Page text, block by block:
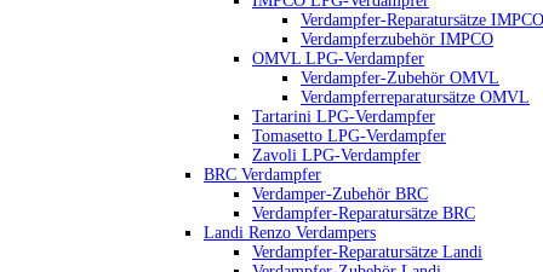
Verdampfer-Reparatursätze IMPCO
Verdampferzubehör IMPCO
OMVL LPG-Verdampfer
Verdampfer-Zubehör OMVL
Verdampferreparatursätze OMVL
Tartarini LPG-Verdampfer
Tomasetto LPG-Verdampfer
Zavoli LPG-Verdampfer
BRC Verdampfer
Verdamper-Zubehör BRC
Verdampfer-Reparatursätze BRC
Landi Renzo Verdampers
Verdampfer-Reparatursätze Landi